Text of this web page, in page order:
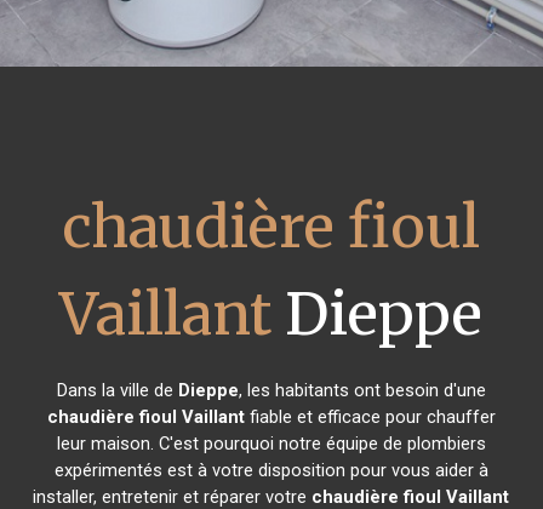
chaudière fioul
Vaillant Dieppe
Dans la ville de Dieppe, les habitants ont besoin d'une
chaudière fioul Vaillantfiable et efficace pour chauffer
leur maison. C'est pourquoi notre équipe de plombiers
expérimentés est à votre disposition pour vous aider à
installer, entretenir et réparer votre chaudière fioul Vaillant